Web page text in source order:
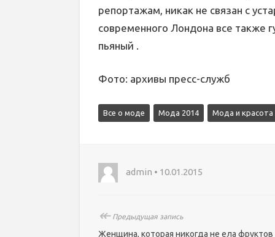
репортажам, никак не связан с
современного Лондона все также
пьяный .
Фото: архивы пресс-служб
Все о моде Мода 2014 Мода и красота
admin • 10.01.2015
↞Предыдущая запись
Женщина, которая никогда не ела фруктов